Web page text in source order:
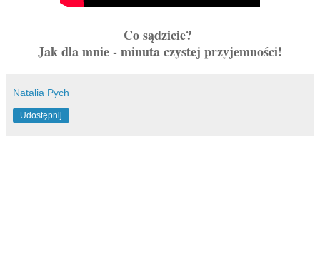
Co sądzicie?
Jak dla mnie - minuta czystej przyjemności!
Natalia Pych
Udostępnij